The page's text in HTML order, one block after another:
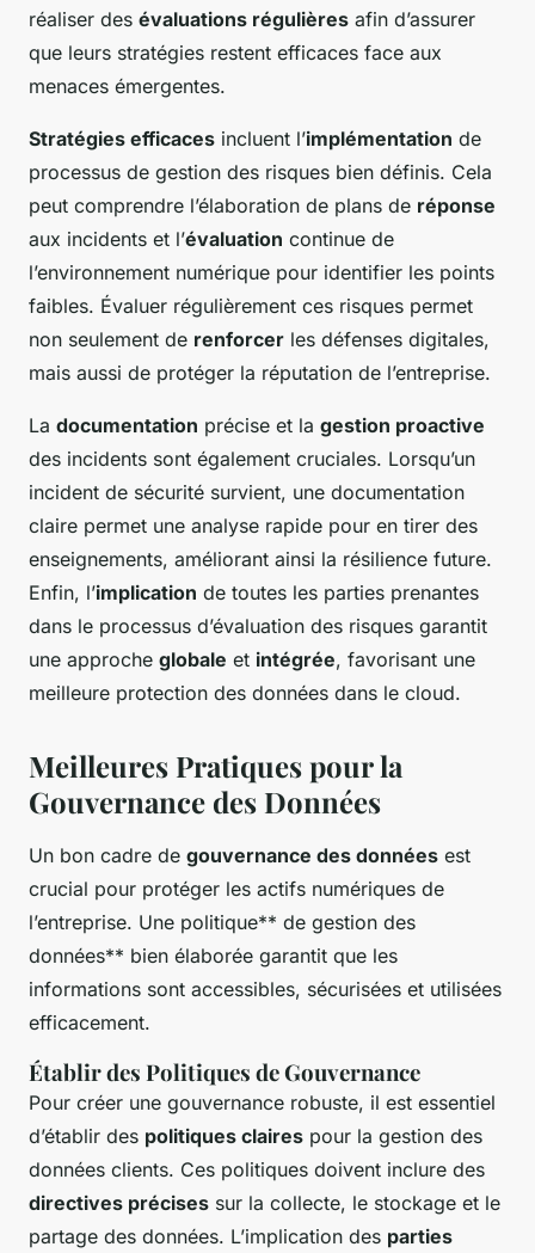
réaliser des évaluations régulières afin d’assurer
que leurs stratégies restent efficaces face aux
menaces émergentes.
Stratégies efficaces incluent l’implémentation de
processus de gestion des risques bien définis. Cela
peut comprendre l’élaboration de plans de réponse
aux incidents et l’évaluation continue de
l’environnement numérique pour identifier les points
faibles. Évaluer régulièrement ces risques permet
non seulement de renforcer les défenses digitales,
mais aussi de protéger la réputation de l’entreprise.
La documentation précise et la gestion proactive
des incidents sont également cruciales. Lorsqu’un
incident de sécurité survient, une documentation
claire permet une analyse rapide pour en tirer des
enseignements, améliorant ainsi la résilience future.
Enfin, l’implication de toutes les parties prenantes
dans le processus d’évaluation des risques garantit
une approche globale et intégrée, favorisant une
meilleure protection des données dans le cloud.
Meilleures Pratiques pour la
Gouvernance des Données
Un bon cadre de gouvernance des données est
crucial pour protéger les actifs numériques de
l’entreprise. Une politique** de gestion des
données** bien élaborée garantit que les
informations sont accessibles, sécurisées et utilisées
efficacement.
Établir des Politiques de Gouvernance
Pour créer une gouvernance robuste, il est essentiel
d’établir des politiques claires pour la gestion des
données clients. Ces politiques doivent inclure des
directives précises sur la collecte, le stockage et le
partage des données. L’implication des parties